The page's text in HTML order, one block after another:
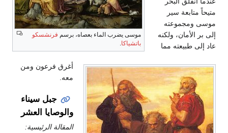
موسى يضرب الماء بعصاه، برسم فرنشسكو
باتشياكا
متيحاً متابعة سير
موسى ومجموعته
إلى بر الأمان، ولكنه
عاد إلى طبيعته مما
أغرق فرعون ومن
معه.
جبل سيناء
والوصايا العشر
المقالة الرئيسية: